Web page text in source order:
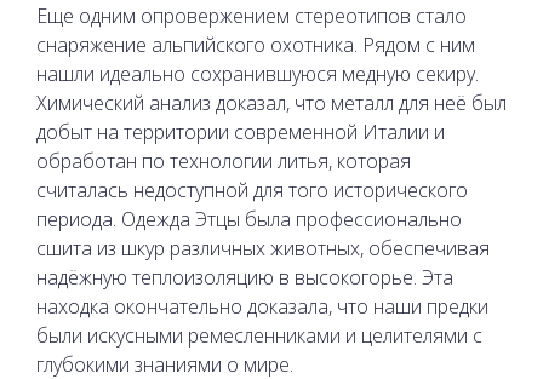
Еще одним опровержением стереотипов стало
снаряжение альпийского охотника. Рядом с ним
нашли идеально сохранившуюся медную секиру.
Химический анализ доказал, что металл для неё был
добыт на территории современной Италии и
обработан по технологии литья, которая
считалась недоступной для того исторического
периода. Одежда Этцы была профессионально
сшита из шкур различных животных, обеспечивая
надёжную теплоизоляцию в высокогорье. Эта
находка окончательно доказала, что наши предки
были искусными ремесленниками и целителями с
глубокими знаниями о мире.